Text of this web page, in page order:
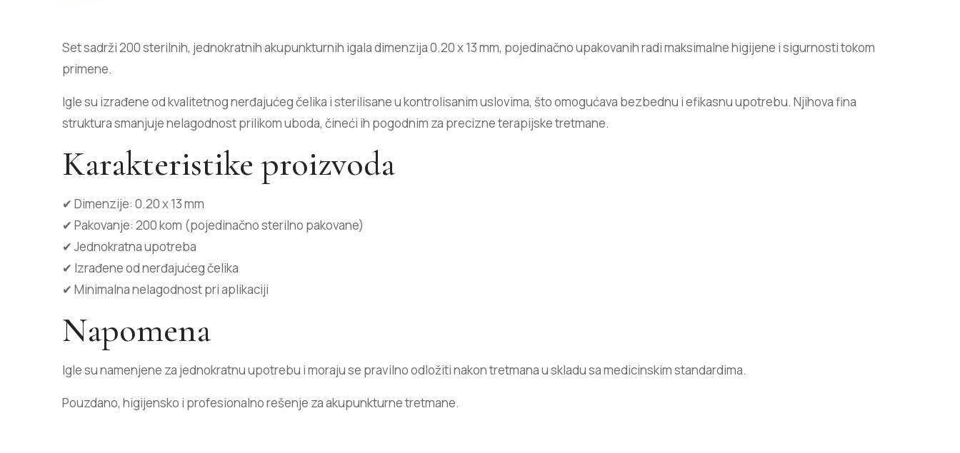
Set sadrži 200 sterilnih, jednokratnih akupunkturnih igala dimenzija 0.20 x 13 mm, pojedinačno upakovanih radi maksimalne higijene i sigurnosti tokom
primene.
Igle su izrađene od kvalitetnog nerđajućeg čelika i sterilisane u kontrolisanim uslovima, što omogućava bezbednu i efikasnu upotrebu. Njihova fina
struktura smanjuje nelagodnost prilikom uboda, čineći ih pogodnim za precizne terapijske tretmane.
Karakteristike proizvoda
✔ Dimenzije: 0.20 x 13 mm
✔ Pakovanje: 200 kom (pojedinačno sterilno pakovane)
✔ Jednokratna upotreba
✔ Izrađene od nerđajućeg čelika
✔ Minimalna nelagodnost pri aplikaciji
Napomena
Igle su namenjene za jednokratnu upotrebu i moraju se pravilno odložiti nakon tretmana u skladu sa medicinskim standardima.
Pouzdano, higijensko i profesionalno rešenje za akupunkturne tretmane.